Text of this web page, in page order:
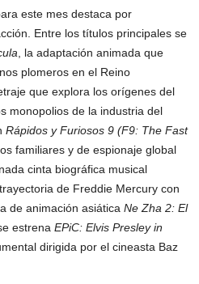
este mes destaca por
Entre los títulos principales se
, la adaptación animada que
plomeros en el Reino
que explora los orígenes del
monopolios de la industria del
Rápidos y Furiosos 9 (F9: The Fast
familiares y de espionaje global
cinta biográfica musical
de Freddie Mercury con
de animación asiática Ne Zha 2: El
estrena EPiC: Elvis Presley in
dirigida por el cineasta Baz